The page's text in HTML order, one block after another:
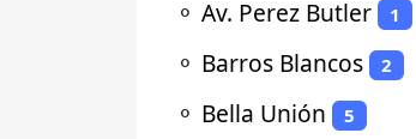
⚬ Av. Perez Butler 1
⚬ Barros Blancos 2
⚬ Bella Unión 5